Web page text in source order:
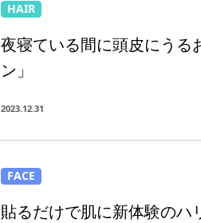
HAIR
夜寝ている間に頭皮にうる
ン」
2023.12.31
FACE
貼るだけで肌に新体験のハ